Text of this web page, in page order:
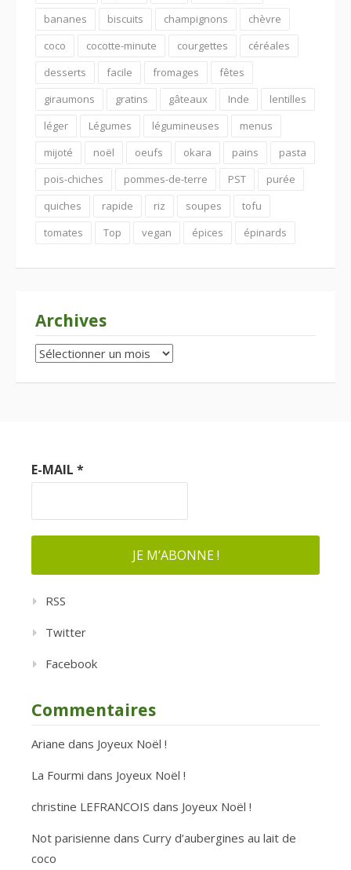
bananes
biscuits champignons
chèvre
coco
cocotte-minute courgettes
céréales
desserts
facile fromages
fêtes
giraumons
gratins gâteaux Inde
lentilles
léger
Légumes légumineuses
menus
mijoté
noël oeufs okara pains
pasta
pois-chiches
pommes-de-terre PST
purée
quiches
rapide riz soupes
tofu
tomates
Top vegan épices épinards
Archives
Archives
E-MAIL *
RSS
Twitter
Facebook
Commentaires
Ariane dans Joyeux Noël !
La Fourmi dans Joyeux Noël !
christine LEFRANCOIS dans Joyeux Noël !
Not parisienne dans Curry d’aubergines au lait de
coco